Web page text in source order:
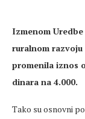
Izmenom
ruralnom razvoju
promenila iznos
dinara na 4.000.
Tako su osnovni